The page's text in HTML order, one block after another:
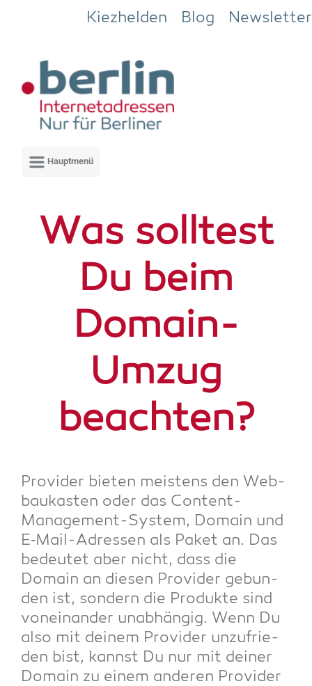
Zum Hauptinhalt springen
Kiezhelden Blog Newsletter
Was soll­test
Du beim
Domain-
Umzug
beachten?
Pro­vi­der bie­ten meis­tens den Web­
bau­kas­ten oder das Con­tent-
Manage­ment-Sys­tem, Domain und
E‑Mail-Adres­sen als Paket an. Das
bedeu­tet aber nicht, dass die
Domain an die­sen Pro­vi­der gebun­
den ist, son­dern die Pro­duk­te sind
von­ein­an­der unab­hän­gig. Wenn Du
also mit dei­nem Pro­vi­der unzu­frie­
den bist, kannst Du nur mit dei­ner
Domain zu einem ande­ren Pro­vi­der